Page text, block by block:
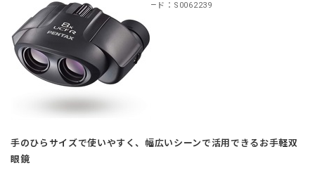
商品コード：S0062239
手のひらサイズで使いやすく、幅広いシーンで活用できるお手軽双
眼鏡